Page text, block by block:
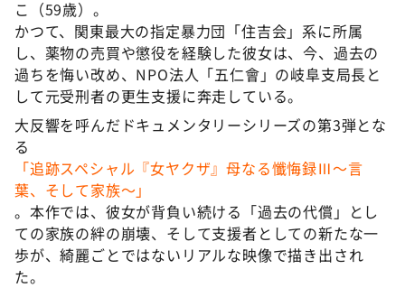
ポツンと一軒家
ザキ山小屋本館
ぺこぱのまるスポ
アナ回覧板
こ（59歳）。
かつて、関東最大の指定暴力団「住吉会」系に所属
し、薬物の売買や懲役を経験した彼女は、今、過去の
過ちを悔い改め、NPO法人「五仁會」の岐阜支局長と
して元受刑者の更生支援に奔走している。
大反響を呼んだドキュメンタリーシリーズの第3弾とな
る
「追跡スペシャル『女ヤクザ』母なる懺悔録Ⅲ～言
葉、そして家族～」
。本作では、彼女が背負い続ける「過去の代償」とし
ての家族の絆の崩壊、そして支援者としての新たな一
歩が、綺麗ごとではないリアルな映像で描き出され
た。